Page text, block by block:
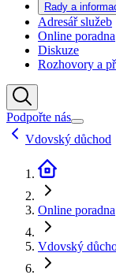
Rady a
Adresář služeb
Online poradna
Diskuze
Rozhovory a
Podpořte nás
Vdovský důchod
Online poradna
Vdovský